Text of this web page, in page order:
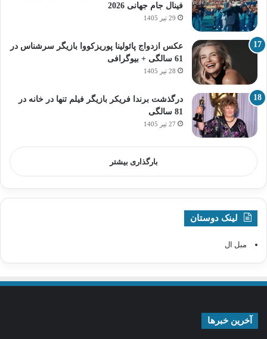
فینال جام جهانی 2026
29 تیر 1405
عکس ازدواج پائولینا پوریزکووا بازیگر سرشناس در
61 سالگی + بیوگرافی
28 تیر 1405
درگذشت برندا فریکر بازیگر فیلم تنها در خانه در
81 سالگی
27 تیر 1405
بارگذاری بیشتر
لینک دوستان
مبل ال
آخرین خبرها